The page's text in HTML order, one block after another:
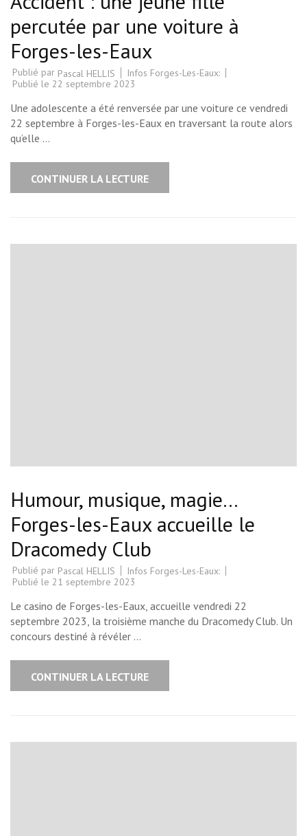
percutée par une voiture à
Forges-les-Eaux
Publié par Pascal HELLIS
Infos Forges-Les-Eaux:
Publié le 22 septembre 2023
Une adolescente a été renversée par une voiture ce vendredi
22 septembre à Forges-les-Eaux en traversant la route alors
qu’elle …
CONTINUER LA LECTURE
Humour, musique, magie…
Forges-les-Eaux accueille le
Dracomedy Club
Publié par Pascal HELLIS
Infos Forges-Les-Eaux:
Publié le 21 septembre 2023
Le casino de Forges-les-Eaux, accueille vendredi 22
septembre 2023, la troisième manche du Dracomedy Club. Un
concours destiné à révéler …
CONTINUER LA LECTURE